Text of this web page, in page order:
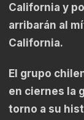
California y
arribarán al
California.
El grupo
en ciernes la
torno a su